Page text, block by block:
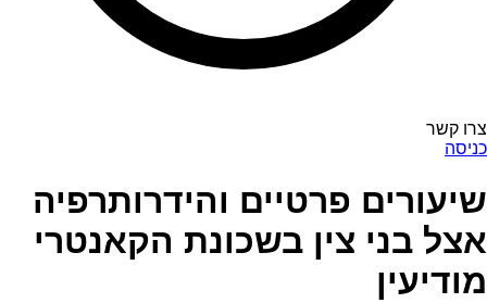
צרו קשר
כניסה
שיעורים פרטיים והידרותרפיה
אצל בני צין בשכונת הקאנטרי
מודיעין